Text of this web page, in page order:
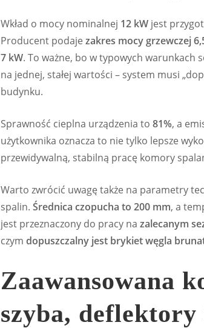
Wkład o mocy nominalnej 12 kW jest
Producent podaje zakres mocy grzewczej
7 kW. To ważne, bo w typowych warunkach
na jednej, stałej wartości – system musi
budynku.
Sprawność cieplna urządzenia to 81%, a
użytkownika oznacza to nie tylko lepsze
przewidywalną, stabilną pracę komory
Warto zwrócić uwagę także na parametry
spalin. Średnica czopucha to 200 mm, a
jest przeznaczony do pracy na zalecanym
czym dopuszczalny jest brykiet węgla
Zaawansowana
szyba, deflektory